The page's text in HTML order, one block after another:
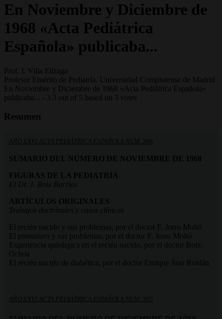
En Noviembre y Diciembre de
1968 «Acta Pediátrica
Española» publicaba...
Prof. I. Villa Elízaga
Profesor Emérito de Pediatría. Universidad Complutense de Madrid
En Noviembre y Diciembre de 1968 «Acta Pediátrica Española»
publicaba...
- 3.3 out of 5 based on 3 votes
Resumen
AÑO XXVI ACTA PEDIÁTRICA ESPAÑOLA NÚM. 306
SUMARIO DEL NÚMERO DE NOVIEMBRE DE 1968
FIGURAS DE LA PEDIATRÍA
El Dr. J. Boix Barrios
ARTÍCULOS ORIGINALES
Trabajos doctrinales y casos clínicos
El recién nacido y sus problemas, por el doctor F. Jorro Moltó
El prematuro y sus problemas, por el doctor F. Jorro Moltó
Experiencia quirúrgica en el recién nacido, por el doctor Boix-
Ochoa
El recién nacido de diabética, por el doctor Enrique Jaso Roldán
AÑO XXVI ACTA PEDIÁTRICA ESPAÑOLA NÚM. 307